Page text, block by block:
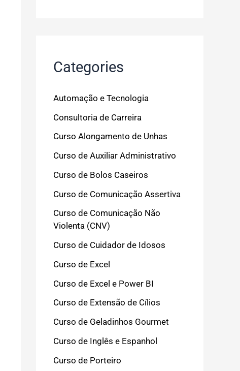
Categories
Automação e Tecnologia
Consultoria de Carreira
Curso Alongamento de Unhas
Curso de Auxiliar Administrativo
Curso de Bolos Caseiros
Curso de Comunicação Assertiva
Curso de Comunicação Não
Violenta (CNV)
Curso de Cuidador de Idosos
Curso de Excel
Curso de Excel e Power BI
Curso de Extensão de Cílios
Curso de Geladinhos Gourmet
Curso de Inglês e Espanhol
Curso de Porteiro